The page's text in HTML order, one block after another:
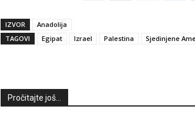
IZVOR
Anadolija
TAGOVI
Egipat Izrael Palestina Sjedinjene
Pročitajte još...